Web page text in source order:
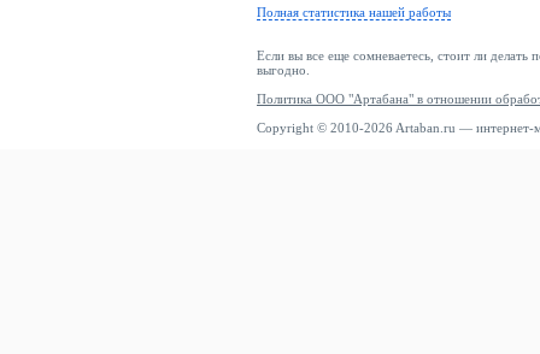
Полная статистика нашей работы
Если вы все еще сомневаетесь, стоит ли делать
выгодно.
Политика ООО "Артабана" в отношении
Copyright © 2010-2026 Artaban.ru — интернет-